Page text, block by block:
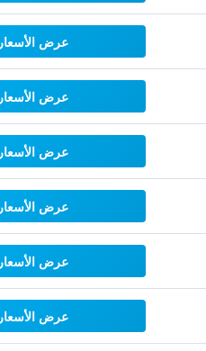
عرض الأسعار
عرض الأسعار
عرض الأسعار
عرض الأسعار
عرض الأسعار
عرض الأسعار